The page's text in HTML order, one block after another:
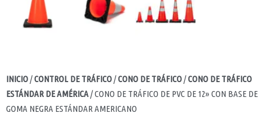
INICIO/CONTROL DE TRÁFICO/CONO DE TRÁFICO/CONO DE TRÁFICO
ESTÁNDAR DE AMÉRICA/ CONO DE TRÁFICO DE PVC DE 12» CON BASE DE
GOMA NEGRA ESTÁNDAR AMERICANO